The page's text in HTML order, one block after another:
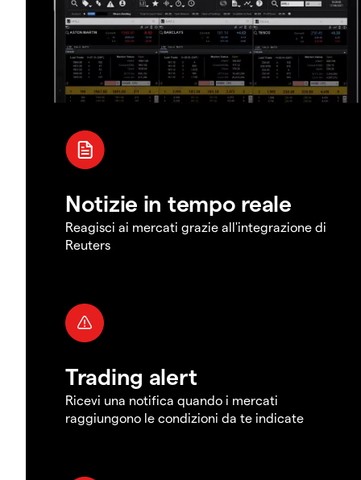
Notizie in tempo reale
Reagisci ai mercati grazie all'integrazione di
Reuters
Trading alert
Ricevi una notifica quando i mercati
raggiungono le condizioni da te indicate